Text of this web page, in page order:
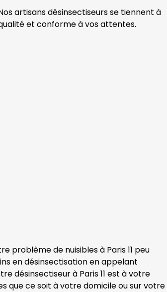
artisans désinsectiseurs se tiennent à
et conforme à vos attentes.
problème de nuisibles à Paris 11 peu
en désinsectisation en appelant
désinsectiseur à Paris 11 est à votre
que ce soit à votre domicile ou sur votre